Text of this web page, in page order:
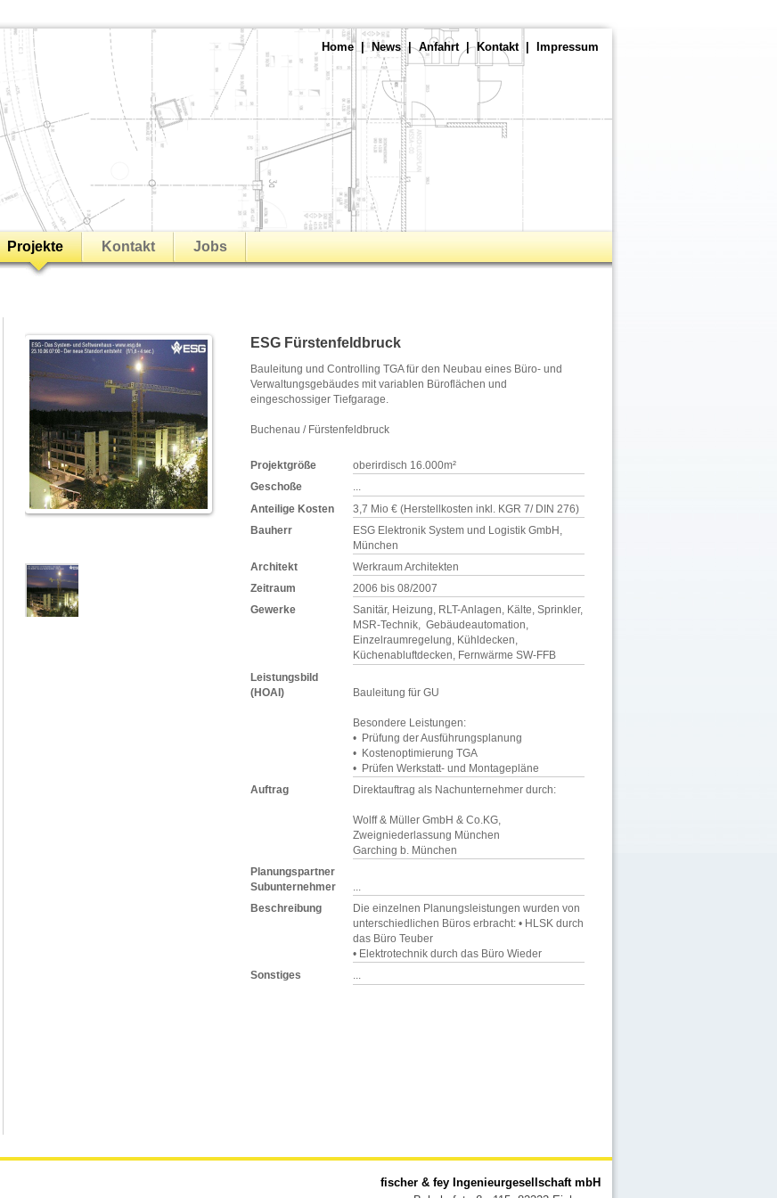
Home|News|Anfahrt| Kontakt| Impressum
Projekte Kontakt Jobs
ESG Fürstenfeldbruck
Bauleitung und Controlling TGA für den Neubau eines Büro- und
Verwaltungsgebäudes mit variablen Büroflächen und
eingeschossiger Tiefgarage.
Buchenau / Fürstenfeldbruck
Projektgröße
oberirdisch 16.000m²
Geschoße
...
Anteilige Kosten
3,7 Mio € (Herstellkosten inkl. KGR 7/ DIN 276)
Bauherr
ESG Elektronik System und Logistik GmbH,
München
Architekt
Werkraum Architekten
Zeitraum
2006 bis 08/2007
Gewerke
Sanitär, Heizung, RLT-Anlagen, Kälte, Sprinkler,
MSR-Technik, Gebäudeautomation,
Einzelraumregelung, Kühldecken,
Küchenabluftdecken, Fernwärme SW-FFB
Leistungsbild
(HOAI)
Bauleitung für GU
Besondere Leistungen:
• Prüfung der Ausführungsplanung
• Kostenoptimierung TGA
• Prüfen Werkstatt- und Montagepläne
Auftrag
Direktauftrag als Nachunternehmer durch:
Wolff & Müller GmbH & Co.KG,
Zweigniederlassung München
Garching b. München
Planungspartner
Subunternehmer
...
Beschreibung
Die einzelnen Planungsleistungen wurden von
unterschiedlichen Büros erbracht: • HLSK durch
das Büro Teuber
• Elektrotechnik durch das Büro Wieder
Sonstiges
...
fischer & fey Ingenieurgesellschaft mbH